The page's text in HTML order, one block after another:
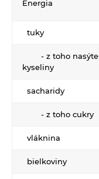
Literatúra
Propagačný materiál
Tašky, vrecká
Vankúše
Energia
tuky
- z toho
kyseliny
sacharidy
- z toho cukry
vláknina
bielkoviny